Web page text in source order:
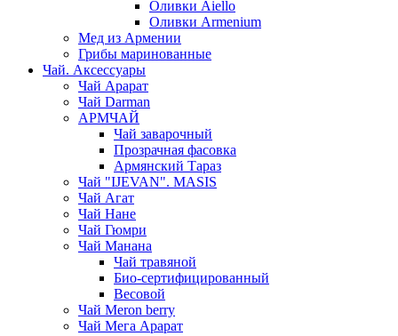
Оливки Aiello
Оливки Armenium
Мед из Армении
Грибы маринованные
Чай. Аксессуары
Чай Арарат
Чай Darman
АРМЧАЙ
Чай заварочный
Прозрачная фасовка
Армянский Тараз
Чай "IJEVAN". MASIS
Чай Агат
Чай Нане
Чай Гюмри
Чай Манана
Чай травяной
Био-сертифицированный
Весовой
Чай Meron berry
Чай Мега Арарат